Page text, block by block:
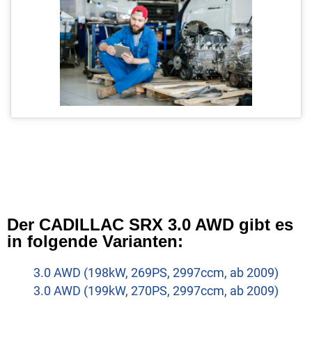
Der CADILLAC SRX 3.0 AWD gibt es
in folgende Varianten:
3.0 AWD (198kW, 269PS, 2997ccm, ab 2009)
3.0 AWD (199kW, 270PS, 2997ccm, ab 2009)